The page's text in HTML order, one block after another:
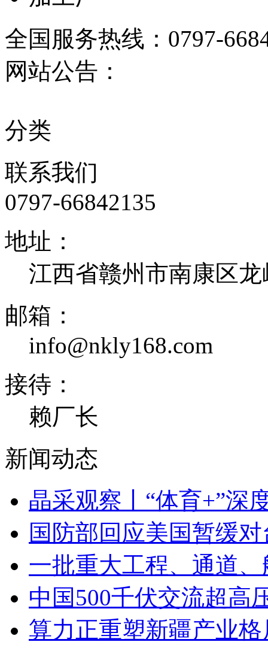
全国服务热线： 0797-
网站公告：
分类
联系我们
0797-66842135
地址：
江西省赣州市南康区
邮箱：
info@nkly168.com
接待：
赖厂长
新闻动态
晶采观察丨“体育+”深
国防部回应美国暂缓
一批重大工程、通道
中国500千伏交流超高
算力正重塑新疆产业格